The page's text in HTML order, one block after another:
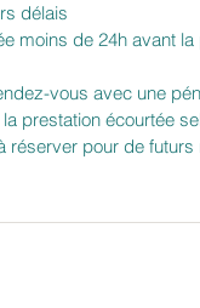
délais
moins de 24h avant
vous avec une
prestation écourtée
réserver pour de